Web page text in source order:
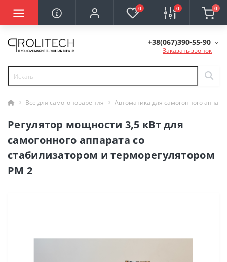
0 0 0
+38(067)390-55-90
Заказать звонок
Все для самогоноварения Автоматика для самогонного
Регулятор мощности 3,5 кВт для
самогонного аппарата со
стабилизатором и терморегулятором
РМ 2